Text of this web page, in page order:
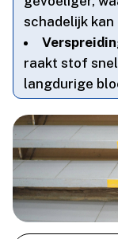
schadelijk kan
raakt stof
langdurige